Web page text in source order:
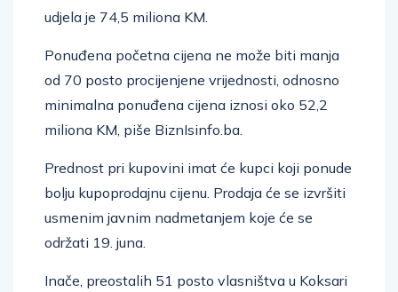
udjela je 74,5 miliona KM.
Ponuđena početna cijena ne može biti manja
od 70 posto procijenjene vrijednosti, odnosno
minimalna ponuđena cijena iznosi oko 52,2
miliona KM, piše BiznIsinfo.ba.
Prednost pri kupovini imat će kupci koji ponude
bolju kupoprodajnu cijenu. Prodaja će se izvršiti
usmenim javnim nadmetanjem koje će se
održati 19. juna.
Inače, preostalih 51 posto vlasništva u Koksari